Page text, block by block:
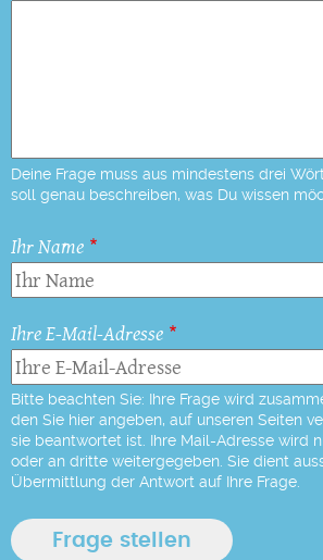
Deine Frage muss aus mindestens drei
soll genau beschreiben, was Du wissen
Ihr Name
Ihre E-Mail-Adresse
Bitte beachten Sie: Ihre Frage wird
den Sie hier angeben, auf unseren Seiten
sie beantwortet ist. Ihre Mail-Adresse wird
oder an dritte weitergegeben. Sie dient
Übermittlung der Antwort auf Ihre Frage.